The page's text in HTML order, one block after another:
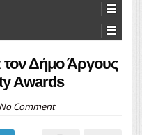
τον Δήμο Άργους
Awards
No Comment